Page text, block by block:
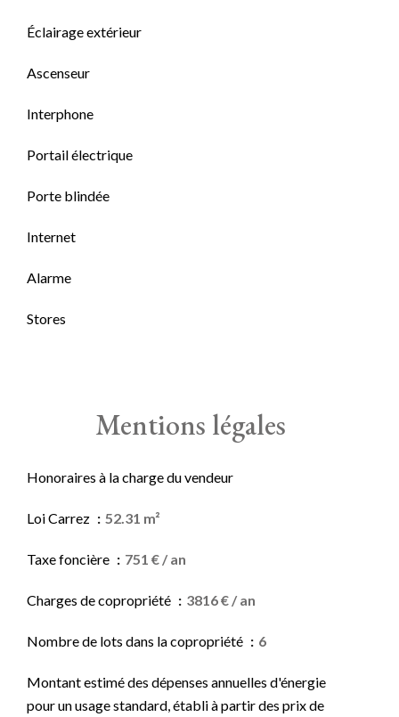
Éclairage extérieur
Ascenseur
Interphone
Portail électrique
Porte blindée
Internet
Alarme
Stores
Mentions légales
Honoraires à la charge du vendeur
Loi Carrez 52.31 m²
Taxe foncière 751 € / an
Charges de copropriété 3816 € / an
Nombre de lots dans la copropriété 6
Montant estimé des dépenses annuelles d'énergie
pour un usage standard, établi à partir des prix de